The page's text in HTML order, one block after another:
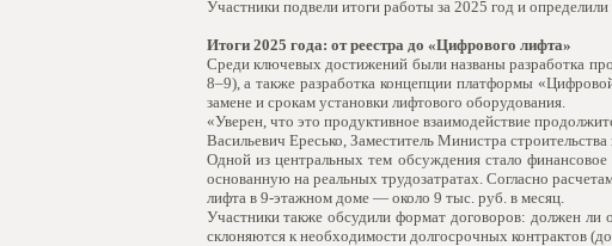
Участники подвели итоги работы за 2025 год и
Итоги 2025 года: от реестра до «Цифрового лифта»
Среди ключевых достижений были названы разработка
8–9), а также разработка концепции платформы
замене и срокам установки лифтового оборудования.
«Уверен, что это продуктивное взаимодействие
Васильевич Ересько, Заместитель Министра
Одной из центральных тем обсуждения стало
основанную на реальных трудозатратах. Согласно
лифта в 9-этажном доме — около 9 тыс. руб. в месяц.
Участники также обсудили формат договоров: должен
склоняются к необходимости долгосрочных контрактов